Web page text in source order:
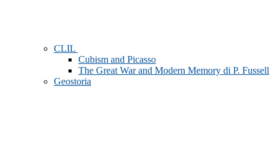
CLIL
Cubism and Picasso
The Great War and Modern Memory di P. Fussell
Geostoria